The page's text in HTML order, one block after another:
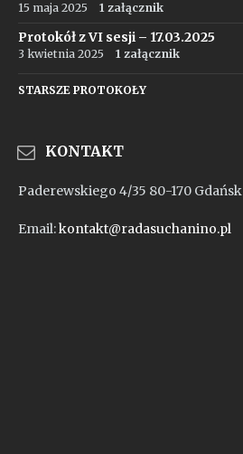
15 maja 2025 1 załącznik
Protokół z VI sesji – 17.03.2025
3 kwietnia 2025 1 załącznik
STARSZE PROTOKOŁY
KONTAKT
Paderewskiego 4/35 80-170 Gdańsk
Email:kontakt@radasuchanino.pl